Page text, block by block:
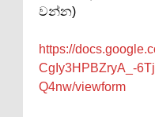
වන්න)
https://
CgIy3HPBZryA_-
Q4nw/viewform